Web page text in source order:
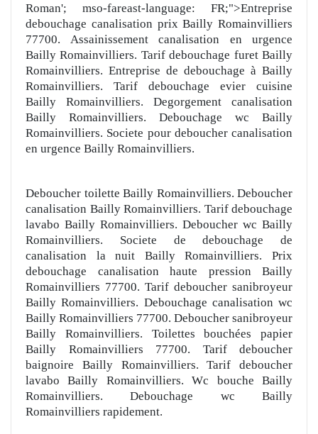
Roman'; mso-fareast-language: FR;">Entreprise
debouchage canalisation prix Bailly Romainvilliers
77700. Assainissement canalisation en urgence
Bailly Romainvilliers. Tarif debouchage furet Bailly
Romainvilliers. Entreprise de debouchage à Bailly
Romainvilliers. Tarif debouchage evier cuisine
Bailly Romainvilliers. Degorgement canalisation
Bailly Romainvilliers. Debouchage wc Bailly
Romainvilliers. Societe pour deboucher canalisation
en urgence Bailly Romainvilliers.
Deboucher toilette Bailly Romainvilliers. Deboucher
canalisation Bailly Romainvilliers. Tarif debouchage
lavabo Bailly Romainvilliers. Deboucher wc Bailly
Romainvilliers. Societe de debouchage de
canalisation la nuit Bailly Romainvilliers. Prix
debouchage canalisation haute pression Bailly
Romainvilliers 77700. Tarif deboucher sanibroyeur
Bailly Romainvilliers. Debouchage canalisation wc
Bailly Romainvilliers 77700. Deboucher sanibroyeur
Bailly Romainvilliers. Toilettes bouchées papier
Bailly Romainvilliers 77700. Tarif deboucher
baignoire Bailly Romainvilliers. Tarif deboucher
lavabo Bailly Romainvilliers. Wc bouche Bailly
Romainvilliers. Debouchage wc Bailly
Romainvilliers rapidement.